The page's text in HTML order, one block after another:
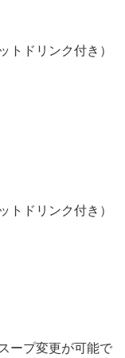
トドリンク付き）
トドリンク付き）
ープ変更が可能で